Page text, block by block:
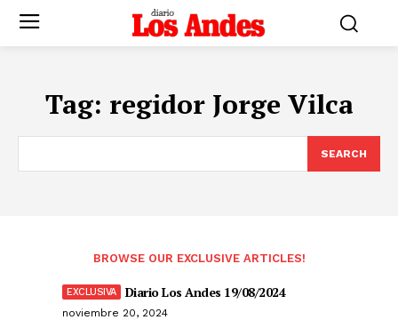
Tag: regidor Jorge Vilca
SEARCH
BROWSE OUR EXCLUSIVE ARTICLES!
Diario Los Andes 19/08/2024
noviembre 20, 2024